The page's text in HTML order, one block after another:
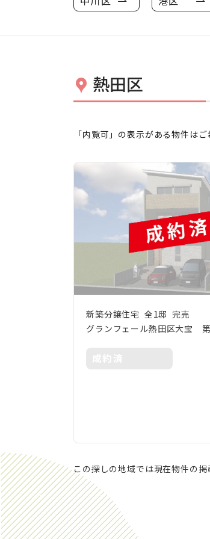
熱田区
「内覧可」の表示がある物件は
新築分譲住宅 全1邸 完売
グランフェール熱田区大宝
この探しの地域では現在物件の掲